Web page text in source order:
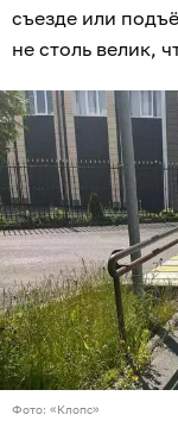
съезде или
не столь велик,
Фото: «Клопс»